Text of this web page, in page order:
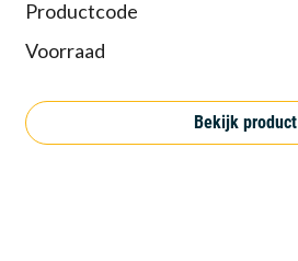
Productcode
Voorraad
Bekijk product